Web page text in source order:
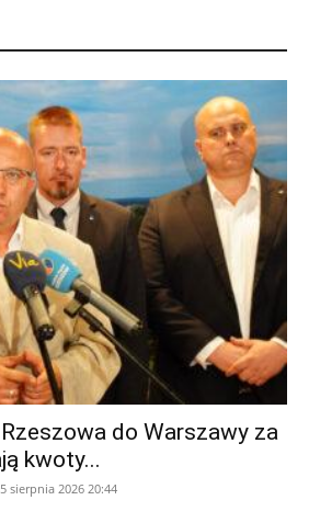
do Warszawy za
kwoty...
5 sierpnia 2026 20:44